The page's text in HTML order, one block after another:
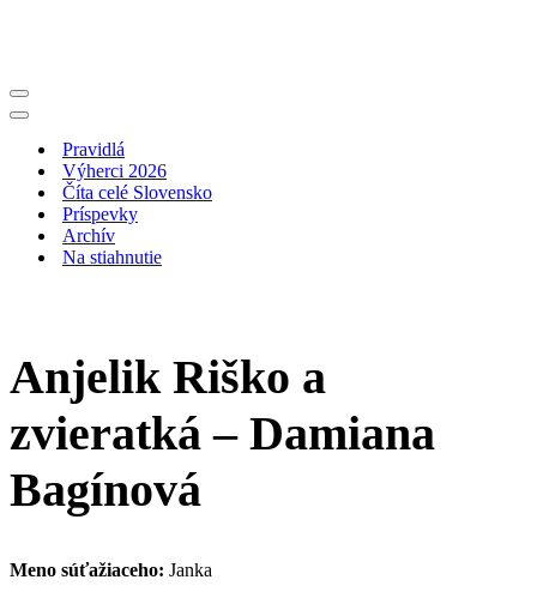
Menu
navigácie
Menu
navigáciePravidlá
Výherci 2026
Číta celé Slovensko
Príspevky
Archív
Na stiahnutie
Anjelik Riško a
zvieratká – Damiana
Bagínová
Meno súťažiaceho: Janka